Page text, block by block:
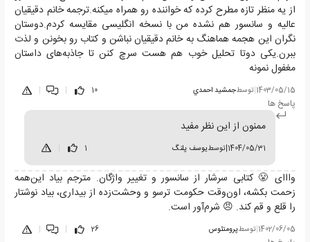
از یه منظر تازه مطرح کرده که خواننده رو همراه میکنه.ترجمه خانم دقیقیان
عالیه و سانسور هم نشده من با نسخه انگلیسی مقایسه کردم.دوستان
نگران این هجمه هماهنگ به خانم دقیقیان نباشن و کتاب رو بخونن و لذت
ببرن.یکی دوتا تحلیل خوب هم هست سرچ کنن تا جاذبه‌های داستان
مغفول نمونه
1403/05/15
|توسطجمشيد احمدي 10
|
|
پاسخ ها
ممنون از این نظر مفید
1404/05/31
|توسطیوسف پلنگ 1
وااای 😤 کتابی سرشار از سانسور و تغییر واژگان. مترجم بیاد این‌همه
زحمت بکشه، اون‌وقت حکومت ترسو و وحشت‌زده از بیداری، بیاد نوشتار
را قلع و قم کند. 😠 شرم‌آور است.
1402/06/05
|توسطپرومتئوس 26
|
|